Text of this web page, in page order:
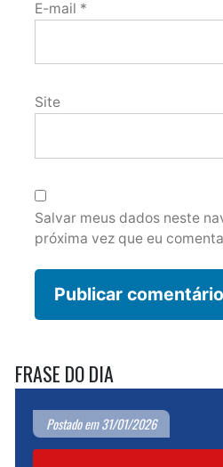
E-mail *
Site
Salvar meus dados neste
próxima vez que eu
FRASE DO DIA
Postado em 31/01/2026